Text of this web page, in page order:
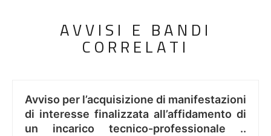
AVVISI E BANDI
CORRELATI
Avviso per l’acquisizione di manifestazioni
di interesse finalizzata all’affidamento di
un incarico tecnico-professionale ..